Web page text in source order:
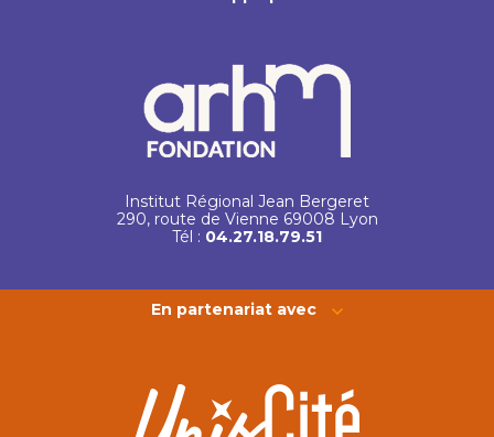
Institut Régional Jean Bergeret
290, route de Vienne 69008 Lyon
Tél : 04.27.18.79.51
En partenariat avec